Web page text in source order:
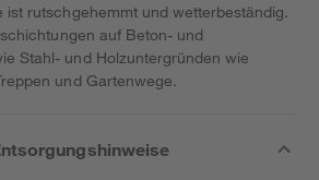
ist rutschgehemmt und wetterbeständig.
auf Beton- und
Stahl- und Holzuntergründen wie
und Gartenwege.